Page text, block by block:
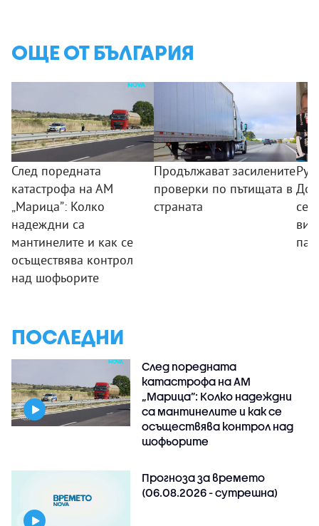
ОЩЕ ОТ БЪЛГАРИЯ
След поредната
катастрофа на АМ
„Марица”: Колко
надеждни са
мантинелите и как се
осъществява контрол
над шофьорите
Продължават засилените
проверки по пътищата в
страната
се
ПОСЛЕДНИ
След поредната
катастрофа на АМ
„Марица”: Колко надеждни
са мантинелите и как се
осъществява контрол над
шофьорите
Прогноза за времето
(06.08.2026 - сутрешна)